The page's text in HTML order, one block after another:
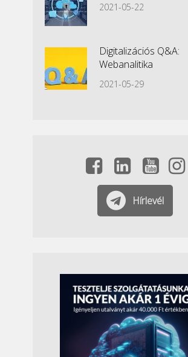
2021-05-22
Digitalizációs Q&A:
Webanalitika
2021-05-29
Hírlevél